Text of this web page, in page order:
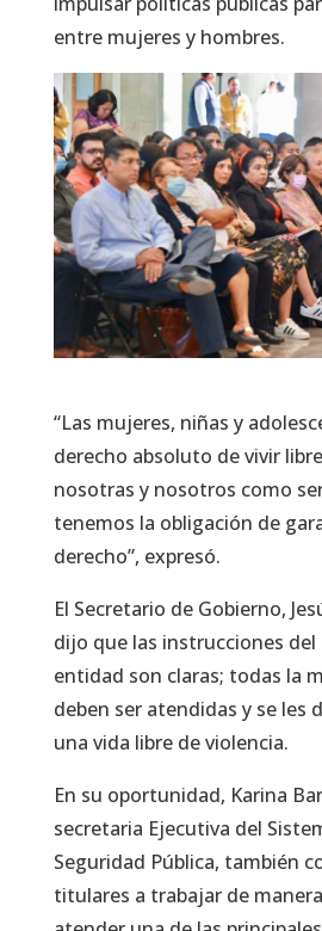
entre mujeres y hombres.
“Las mujeres, niñas y
derecho absoluto de vivir
nosotras y nosotros como
tenemos la obligación de
derecho”, expresó.
El Secretario de Gobierno,
dijo que las instrucciones del
entidad son claras; todas la
deben ser atendidas y se les
una vida libre de violencia.
En su oportunidad, Karina
secretaria Ejecutiva del
Seguridad Pública, también
titulares a trabajar de